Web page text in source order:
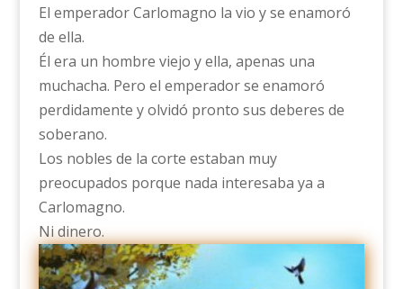
El emperador Carlomagno la vio y se enamoró
de ella.
Él era un hombre viejo y ella, apenas una
muchacha. Pero el emperador se enamoró
perdidamente y olvidó pronto sus deberes de
soberano.
Los nobles de la corte estaban muy
preocupados porque nada interesaba ya a
Carlomagno.
Ni dinero.